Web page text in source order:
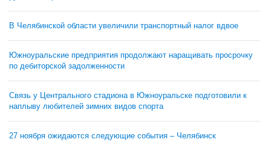
В Челябинской области увеличили транспортный налог вдвое
Южноуральские предприятия продолжают наращивать просрочку
по дебиторской задолженности
Связь у Центрального стадиона в Южноуральске подготовили к
наплыву любителей зимних видов спорта
27 ноября ожидаются следующие события – Челябинск